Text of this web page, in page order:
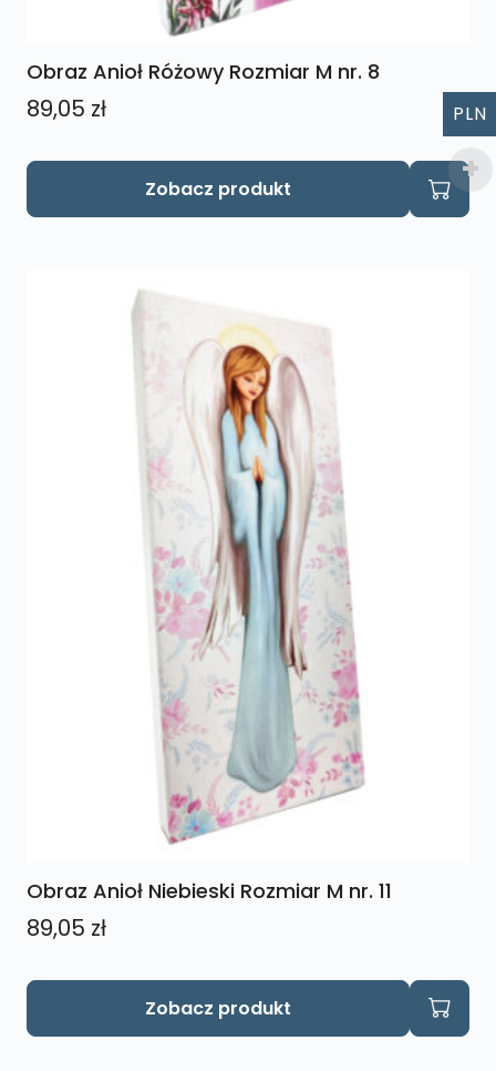
Obraz Anioł Różowy Rozmiar M nr. 8
89,05 zł
Zobacz produkt
Obraz Anioł Niebieski Rozmiar M nr. 11
89,05 zł
Zobacz produkt
PLN